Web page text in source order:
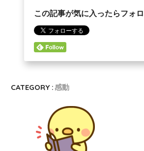
この記事が気に入ったらフォ
CATEGORY :感動